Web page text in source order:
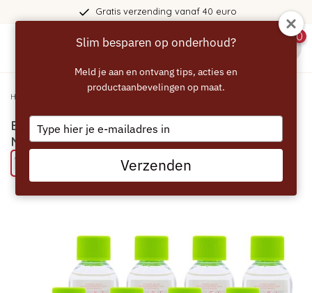
Gratis verzending vanaf 40 euro
0
Home
ECCELLENTE Jaarvoorraad De'Longhi
Magnifica S ontkalker - 12 stuks
Probeer eens een ECCELLENTE product
Slim besparen op onderhoud?
Meld je aan en ontvang tips, acties en
productaanbevelingen op maat.
Type
your
email
Verzenden